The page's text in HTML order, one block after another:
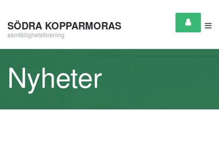
SÖDRA KOPPARMORAS
samfällighetsförening
Nyheter